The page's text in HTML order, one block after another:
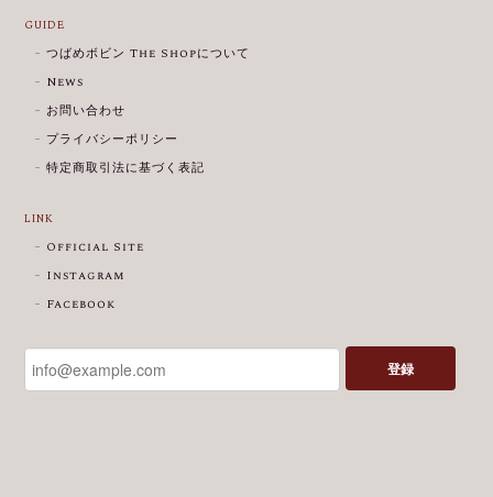
GUIDE
つばめボビン The Shopについて
News
お問い合わせ
プライバシーポリシー
特定商取引法に基づく表記
LINK
Official Site
Instagram
Facebook
登録